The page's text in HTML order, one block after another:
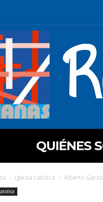
QUIÉNES
iglesia catolica Alberto